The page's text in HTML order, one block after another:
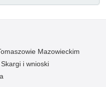
Mazowieckim
Skargi i wnioski